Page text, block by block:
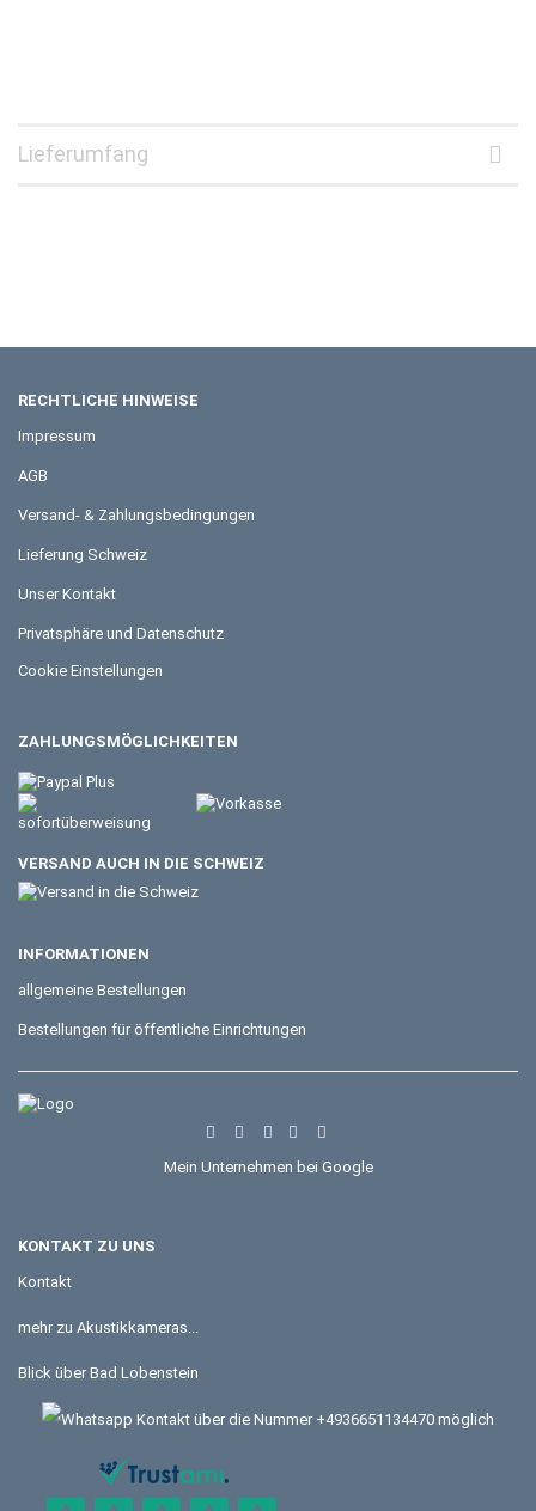
Lieferumfang
RECHTLICHE HINWEISE
Impressum
AGB
Versand- & Zahlungsbedingungen
Lieferung Schweiz
Unser Kontakt
Privatsphäre und Datenschutz
Cookie Einstellungen
ZAHLUNGSMÖGLICHKEITEN
VERSAND AUCH IN DIE SCHWEIZ
INFORMATIONEN
allgemeine Bestellungen
Bestellungen für öffentliche Einrichtungen
Mein Unternehmen bei Google
KONTAKT ZU UNS
Kontakt
mehr zu Akustikkameras...
Blick über Bad Lobenstein